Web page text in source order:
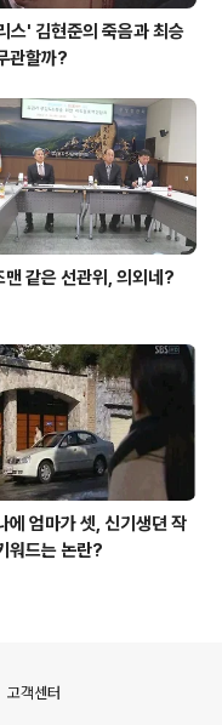
스' 김현준의 죽음과 최승
관할까?
맨 같은 선관위, 의외네?
에 엄마가 셋, 신기생뎐 작
워드는 논란?
고객센터